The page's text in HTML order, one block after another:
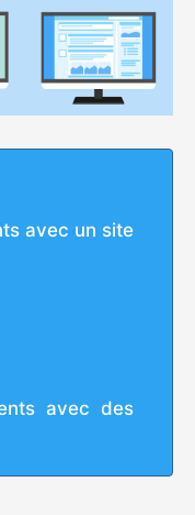
avec un site
avec des